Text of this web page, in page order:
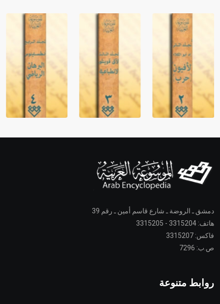
دمشق ـ الروضة ـ شارع قاسم أمين ـ رقم 39
هاتف: 3315204 - 3315205
فاكس: 3315207
ص.ب: 7296
روابط متنوعة